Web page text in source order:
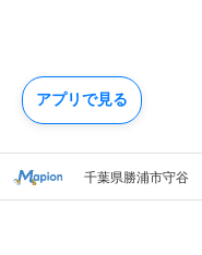
千葉県勝浦市守谷
アプリで見る